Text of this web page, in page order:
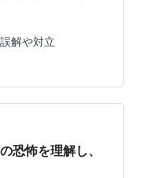
めには、いくつか
努力を要します。
主要な要素と、そ
信頼を強化するか
誤解や対立
恐怖を理解し、